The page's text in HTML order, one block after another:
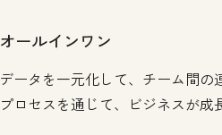
オールインワン
データを一元化して、チーム間
プロセスを通じて、ビジネスが成